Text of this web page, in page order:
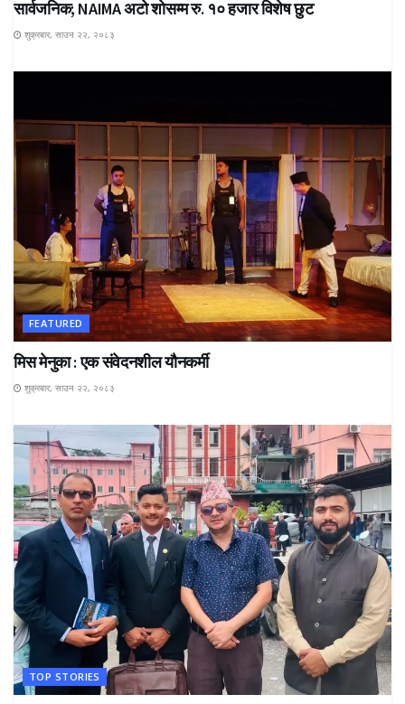
सार्वजनिक; NAIMA अटो शोसम्म रु. १० हजार विशेष छुट
शुक्रबार, साउन २२, २०८३
FEATURED
मिस मेनुका : एक संवेदनशील यौनकर्मी
शुक्रबार, साउन २२, २०८३
TOP STORIES